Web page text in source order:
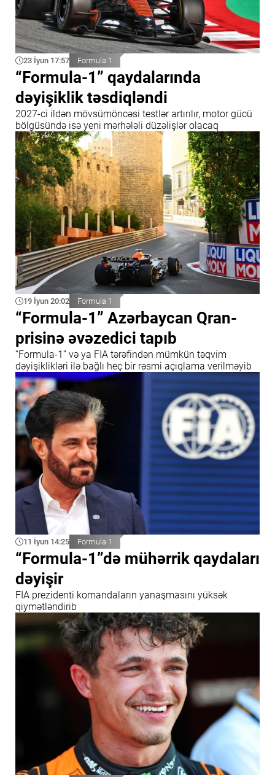
23 İyun 17:57 Formula 1
“Formula-1” qaydalarında
dəyişiklik təsdiqləndi
2027-ci ildən mövsümöncəsi testlər artırılır, motor gücü
bölgüsündə isə yeni mərhələli düzəlişlər olacaq
19 İyun 20:02 Formula 1
“Formula-1” Azərbaycan Qran-
prisinə əvəzedici tapıb
“Formula-1” və ya FIA tərəfindən mümkün təqvim
dəyişiklikləri ilə bağlı heç bir rəsmi açıqlama verilməyib
11 İyun 14:25 Formula 1
“Formula-1”də mühərrik qaydaları
dəyişir
FIA prezidenti komandaların yanaşmasını yüksək
qiymətləndirib